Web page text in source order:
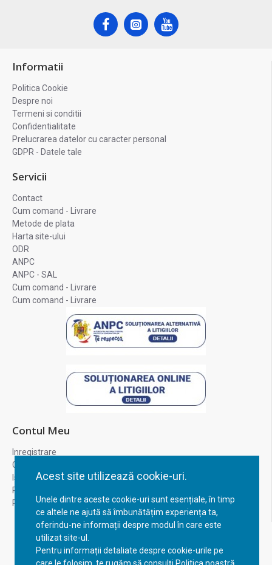
Acest site utilizează cookie-uri.
Unele dintre aceste cookie-uri sunt esențiale, în timp
ce altele ne ajută să îmbunătățim experiența ta,
oferindu-ne informații despre modul în care este
utilizat site-ul.
Pentru informații detaliate despre cookie-urile pe
Informatii
Politica Cookie
Despre noi
Termeni si conditii
Confidentialitate
Prelucrarea datelor cu caracter personal
GDPR - Datele tale
Servicii
Contact
Cum comand - Livrare
Metode de plata
Harta site-ului
ODR
ANPC
ANPC - SAL
Cum comand - Livrare
Cum comand - Livrare
Contul Meu
Inregistrare
Contul meu
Istoric comenzi
Recuperare parola
Returnare produs